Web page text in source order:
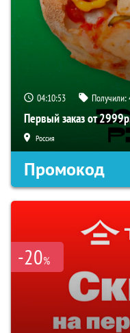
04:10:52 Получили:
Первый заказ от
Россия
Промокод
-20%